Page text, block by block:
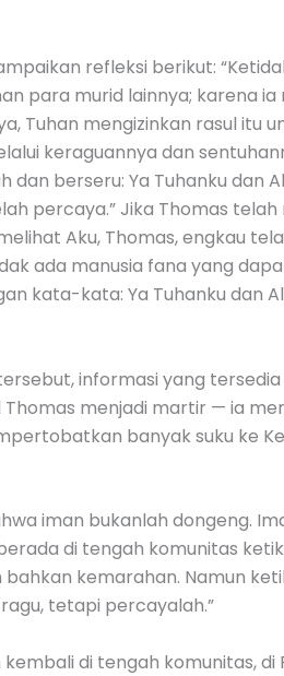
refleksi berikut:
para murid lainnya; karena
Tuhan mengizinkan rasul itu
keraguannya dan
berseru: Ya Tuhanku dan
percaya.” Jika Thomas
Aku, Thomas, engkau
ada manusia fana yang
kata-kata: Ya Tuhanku dan
informasi yang
menjadi martir — ia
banyak suku ke
iman bukanlah dongeng.
di tengah komunitas
kemarahan. Namun
tetapi percayalah.”
di tengah komunitas, di